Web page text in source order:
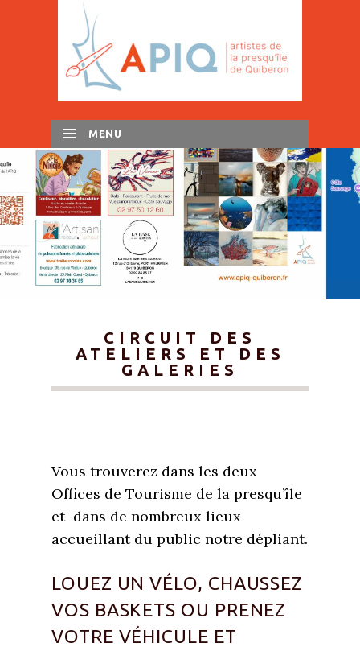
MENU
SKIP TO CONTENT
CIRCUIT DES
ATELIERS ET DES
GALERIES
Vous trouverez dans les deux
Offices de Tourisme de la presqu’île
et dans de nombreux lieux
accueillant du public notre dépliant.
LOUEZ UN VÉLO, CHAUSSEZ
VOS BASKETS OU PRENEZ
VOTRE VÉHICULE ET